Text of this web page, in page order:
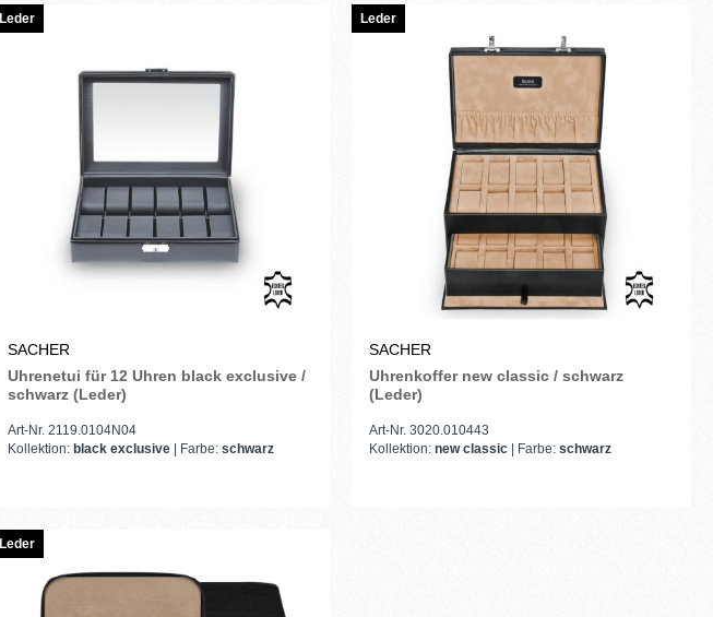
Leder
SACHER
Uhrenetui für 12 Uhren black exclusive /
schwarz (Leder)
Art-Nr. 2119.0104N04
Kollektion: black exclusive | Farbe: schwarz
Leder
SACHER
Uhrenkoffer new classic / schwarz
(Leder)
Art-Nr. 3020.010443
Kollektion: new classic | Farbe: schwarz
Leder